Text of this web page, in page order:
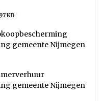
97 KB
gemeente Nijmegen
gemeente Nijmegen